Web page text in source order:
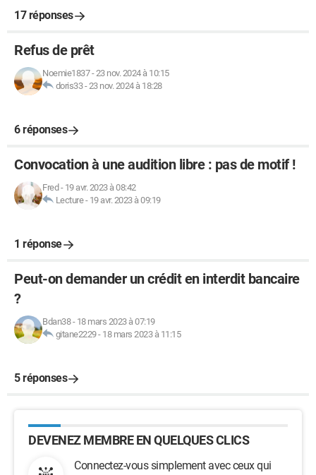
17 réponses
Refus de prêt
Noemie1837-23 nov. 2024 à 10:15
doris33-23 nov. 2024 à 18:28
6 réponses
Convocation à une audition libre : pas de motif !
Fred - 19 avr. 2023 à 08:42
Lecture- 19 avr. 2023 à 09:19
1 réponse
Peut-on demander un crédit en interdit bancaire
?
Bdan38- 18 mars 2023 à 07:19
gitane2229- 18 mars 2023 à 11:15
5 réponses
DEVENEZ MEMBRE EN QUELQUES CLICS
Connectez-vous simplement avec ceux qui